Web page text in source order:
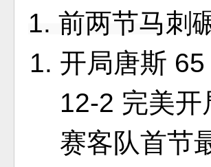
1. 前两节马刺
开局唐斯
12-2 完美
赛客队首节